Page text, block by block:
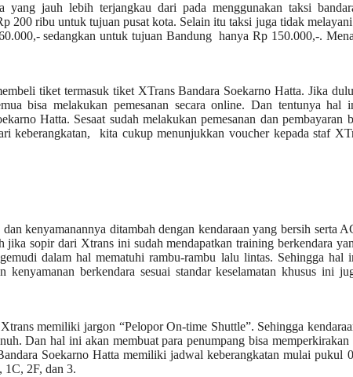
jauh lebih terjangkau dari pada menggunakan taksi
200 ribu untuk tujuan pusat kota. Selain itu taksi juga tidak
sedangkan untuk tujuan Bandung hanya Rp 150.000,-.
tiket termasuk tiket XTrans Bandara Soekarno Hatta. Jika
bisa melakukan pemesanan secara online. Dan tentunya hal
Hatta. Sesaat sudah melakukan pemesanan dan pembayaran
keberangkatan, kita cukup menunjukkan voucher kepada staf
kenyamanannya ditambah dengan kendaraan yang bersih serta
sopir dari Xtrans ini sudah mendapatkan training berkendara
dalam hal mematuhi rambu-rambu lalu lintas. Sehingga hal
berkendara sesuai standar keselamatan khusus ini
memiliki jargon “Pelopor On-time Shuttle”. Sehingga
Dan hal ini akan membuat para penumpang bisa memperkirakan
Soekarno Hatta memiliki jadwal keberangkatan mulai pukul
1C, 2F, dan 3.